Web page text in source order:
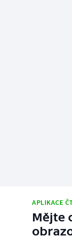
APLIKACE
Mějte